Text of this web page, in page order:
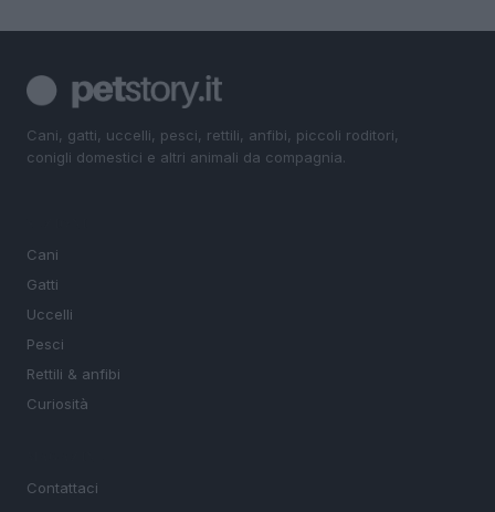
Cani, gatti, uccelli, pesci, rettili, anfibi, piccoli roditori,
conigli domestici e altri animali da compagnia.
Cani
Gatti
Uccelli
Pesci
Rettili & anfibi
Curiosità
Contattaci